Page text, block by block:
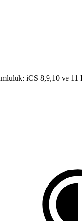
iOS 8,9,10 ve 11